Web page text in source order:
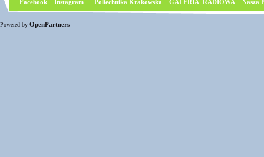
Facebook Instagram Poliechnika Krakowska GALERIA RADIOWA Nasza
Powered by OpenPartners